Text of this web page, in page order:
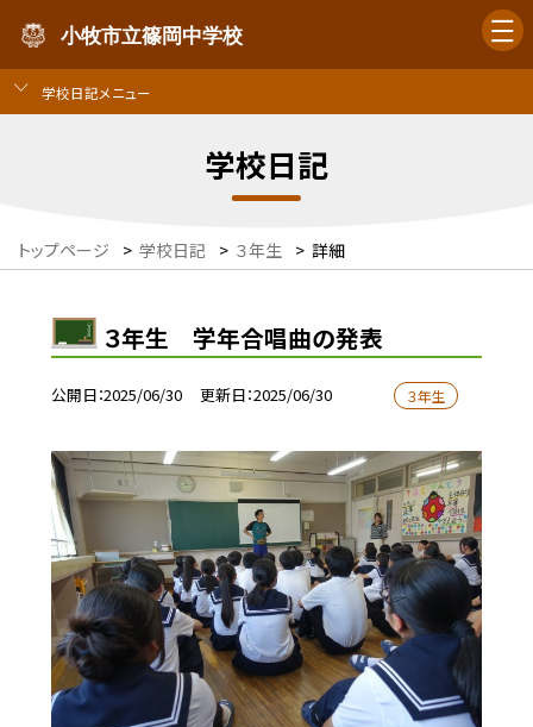
小牧市立篠岡中学校
学校日記メニュー
学校日記
トップページ > 学校日記 > ３年生 > 詳細
３年生 学年合唱曲の発表
公開日 2025/06/30 更新日 2025/06/30 ３年生